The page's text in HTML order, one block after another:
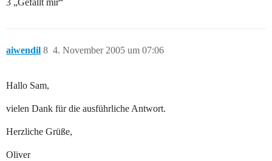
3 „Gefällt mir“
aiwendil 4. November 2005 um 07:06
8
Hallo Sam,
vielen Dank für die ausführliche Antwort.
Herzliche Grüße,
Oliver